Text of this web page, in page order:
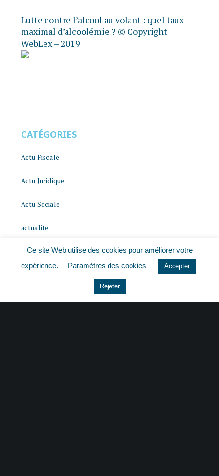
Lutte contre l’alcool au volant : quel taux
maximal d’alcoolémie ? © Copyright
WebLex – 2019
CATÉGORIES
Actu Fiscale
Actu Juridique
Actu Sociale
actualite
histoire
Ce site Web utilise des cookies pour améliorer votre
expérience.
Paramètres des cookies Accepter
Rejeter